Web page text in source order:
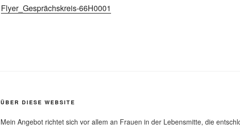
Flyer_Gesprächskreis-66H0001
ÜBER DIESE WEBSITE
Mein Angebot richtet sich vor allem an Frauen in der Lebensmitte, die